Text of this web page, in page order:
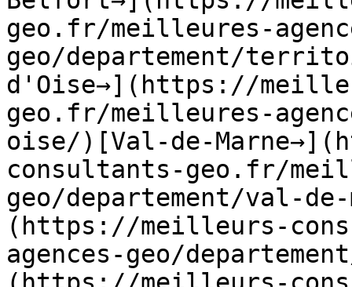
geo.fr/meilleures-
geo/departement/
d'Oise→](https://
geo.fr/meilleures-
oise/)[Val-de-
consultants-geo.fr/
geo/departement/val-
(https://meilleurs-
agences-geo/